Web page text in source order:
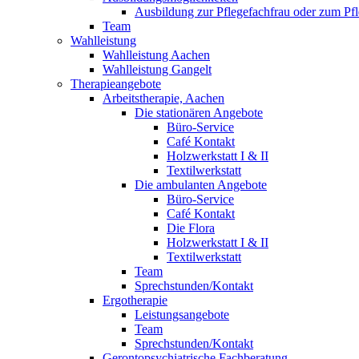
Ausbildung zur Pflegefachfrau oder zum
Team
Wahlleistung
Wahlleistung Aachen
Wahlleistung Gangelt
Therapieangebote
Arbeitstherapie, Aachen
Die stationären Angebote
Büro-Service
Café Kontakt
Holzwerkstatt I & II
Textilwerkstatt
Die ambulanten Angebote
Büro-Service
Café Kontakt
Die Flora
Holzwerkstatt I & II
Textilwerkstatt
Team
Sprechstunden/Kontakt
Ergotherapie
Leistungsangebote
Team
Sprechstunden/Kontakt